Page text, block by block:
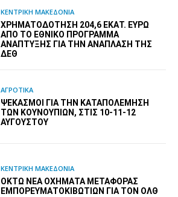
ΚΕΝΤΡΙΚΗ ΜΑΚΕΔΟΝΙΑ
ΧΡΗΜΑΤΟΔΌΤΗΣΗ 204,6 ΕΚΑΤ. ΕΥΡΏ
ΑΠΌ ΤΟ ΕΘΝΙΚΌ ΠΡΌΓΡΑΜΜΑ
ΑΝΆΠΤΥΞΗΣ ΓΙΑ ΤΗΝ ΑΝΆΠΛΑΣΗ ΤΗΣ
ΔΕΘ
ΑΓΡΟΤΙΚΑ
ΨΕΚΑΣΜΟΊ ΓΙΑ ΤΗΝ ΚΑΤΑΠΟΛΈΜΗΣΗ
ΤΩΝ ΚΟΥΝΟΥΠΙΏΝ, ΣΤΙΣ 10-11-12
ΑΥΓΟΎΣΤΟΥ
ΚΕΝΤΡΙΚΗ ΜΑΚΕΔΟΝΙΑ
ΟΚΤΏ ΝΈΑ ΟΧΉΜΑΤΑ ΜΕΤΑΦΟΡΆΣ
ΕΜΠΟΡΕΥΜΑΤΟΚΙΒΩΤΊΩΝ ΓΙΑ ΤΟΝ ΟΛΘ